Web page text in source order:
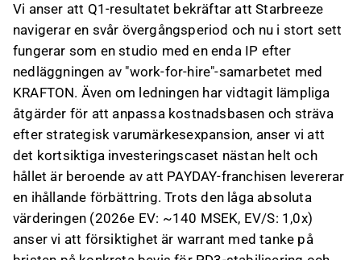
Vi anser att Q1-resultatet bekräftar att Starbreeze
navigerar en svår övergångsperiod och nu i stort sett
fungerar som en studio med en enda IP efter
nedläggningen av "work-for-hire"-samarbetet med
KRAFTON. Även om ledningen har vidtagit lämpliga
åtgärder för att anpassa kostnadsbasen och sträva
efter strategisk varumärkesexpansion, anser vi att
det kortsiktiga investeringscaset nästan helt och
hållet är beroende av att PAYDAY-franchisen levererar
en ihållande förbättring. Trots den låga absoluta
värderingen (2026e EV: ~140 MSEK, EV/S: 1,0x)
anser vi att försiktighet är warrant med tanke på